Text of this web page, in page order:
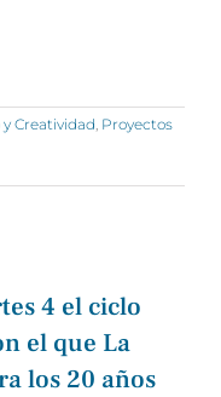
y Creatividad, Proyectos
4 el ciclo
el que La
los 20 años